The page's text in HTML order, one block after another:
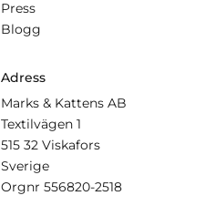
Press
Blogg
Adress
Marks & Kattens AB
Textilvägen 1
515 32 Viskafors
Sverige
Orgnr 556820-2518